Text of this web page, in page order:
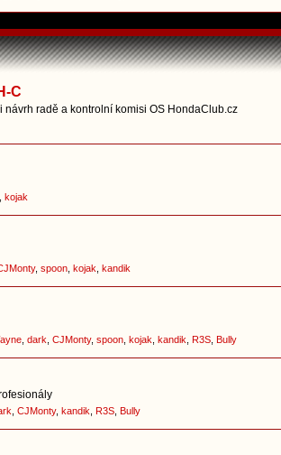
C
radě a kontrolní komisi OS HondaClub.cz
kojak
, spoon, kojak kandik
, dark CJMonty, spoon, kojak kandik R3S, Bully
CJMonty, kandik R3S, Bully